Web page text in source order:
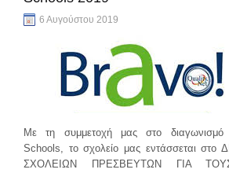
6 Αυγούστου 2019
Με τη συμμετοχή μας στο διαγωνισμό
Schools, το σχολείο μας εντάσσεται στο
ΣΧΟΛΕΙΩΝ ΠΡΕΣΒΕΥΤΩΝ ΓΙΑ